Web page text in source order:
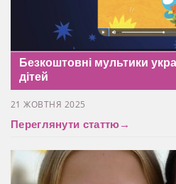
Безкоштовні мультики
дітей
21 ЖОВТНЯ 2025
Переглянути статтю→